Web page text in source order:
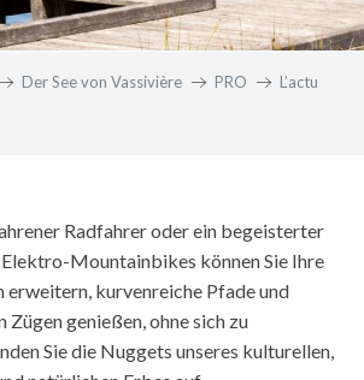
Der See von Vassivière PRO
L’actu
Radfahrer oder ein begeisterter
Mountainbikes können Sie Ihre
erweitern, kurvenreiche Pfade und
Zügen genießen, ohne sich zu
Sie die Nuggets unseres kulturellen,